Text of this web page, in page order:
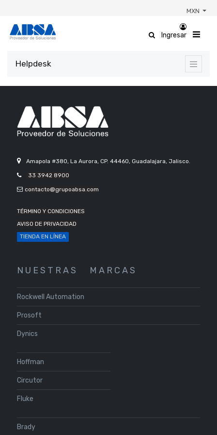
MXN
Ingresar
Helpdesk
Amapola #380, La Aurora, CP. 44460, Guadalajara, Jalisco.
33 3942 8900
contacto@grupoabsa.com
TÉRMINO Y CONDICIONES
AVISO DE PRIVACIDAD
TIENDA EN LÍNEA
N U E S T R A S M A R C A S
Rockwell Automation
Prosoft
Dynics
Hoffman
Circutor
Fluke
Brady